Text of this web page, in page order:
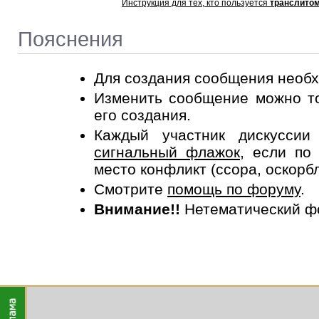
Инструкция для тех, кто пользуется
Пояснения
Для создания сообщения
Изменить сообщение можно
его создания.
Каждый участник
сигнальный флажок, если по
место конфликт (ссора,
Смотрите помощь по форуму.
Внимание!! Нетематический